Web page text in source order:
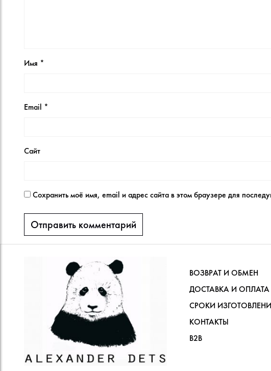
Имя *
Email *
Сайт
Сохранить моё имя, email и адрес сайта в этом браузере для
ВОЗВРАТ И ОБМЕН
ДОСТАВКА И ОПЛАТА
СРОКИ
КОНТАКТЫ
В2В